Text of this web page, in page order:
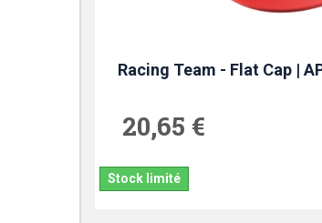
Racing Team - Flat Cap |
20,65 €
Stock limité